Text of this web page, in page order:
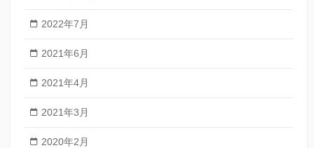
2022年7月
2021年6月
2021年4月
2021年3月
2020年2月